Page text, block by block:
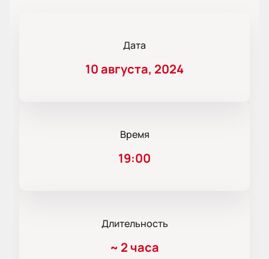
Дата
10 августа, 2024
Время
19:00
Длительность
~ 2 часа